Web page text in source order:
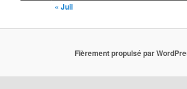
« Juil
Fièrement propulsé par